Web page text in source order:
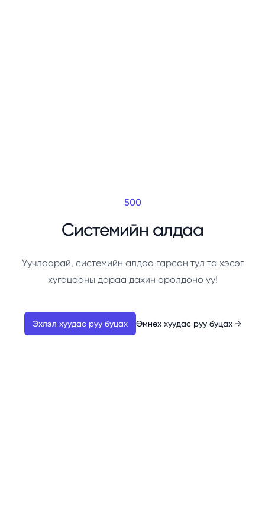
500
Системийн алдаа
Уучлаарай, системийн алдаа гарсан тул та хэсэг
хугацааны дараа дахин оролдоно уу!
Эхлэл хуудас руу буцах Өмнөх хуудас руу буцах →